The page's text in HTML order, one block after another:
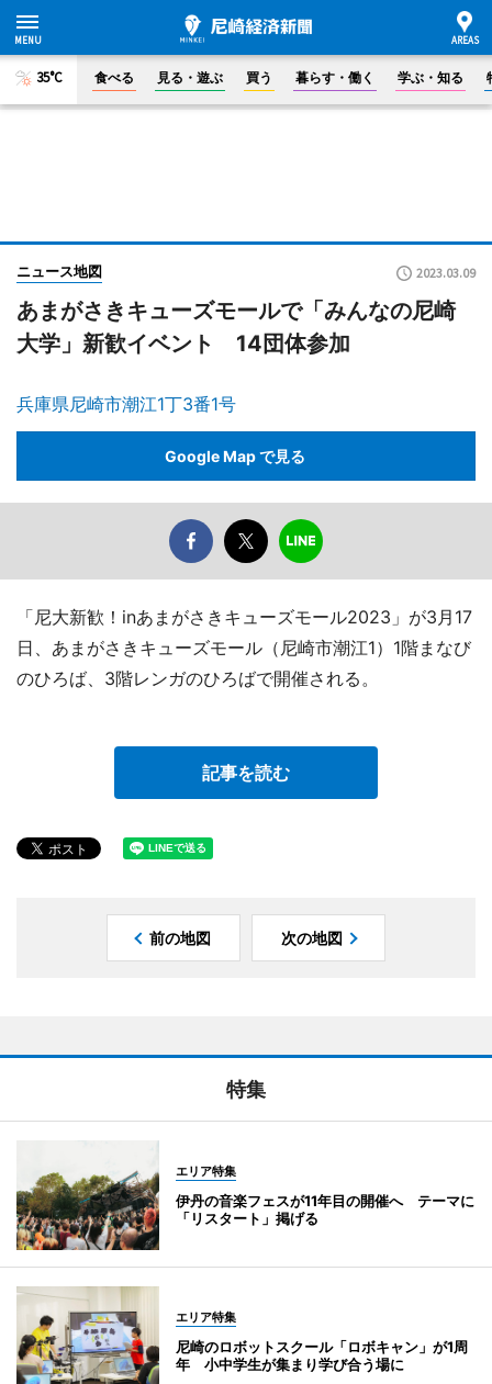
35°C 食べる 見る・遊ぶ 買う 暮らす・働く 学ぶ・知る
ニュース地図 2023.03.09
あまがさきキューズモールで「みんなの尼崎
大学」新歓イベント 14団体参加
兵庫県尼崎市潮江1丁3番1号
Google Map で見る
「尼大新歓！inあまがさきキューズモール2023」が3月17
日、あまがさきキューズモール（尼崎市潮江1）1階まなび
のひろば、3階レンガのひろばで開催される。
記事を読む
前の地図 次の地図
特集
エリア特集
伊丹の音楽フェスが11年目の開催へ テーマに
「リスタート」掲げる
エリア特集
尼崎のロボットスクール「ロボキャン」が1周
年 小中学生が集まり学び合う場に